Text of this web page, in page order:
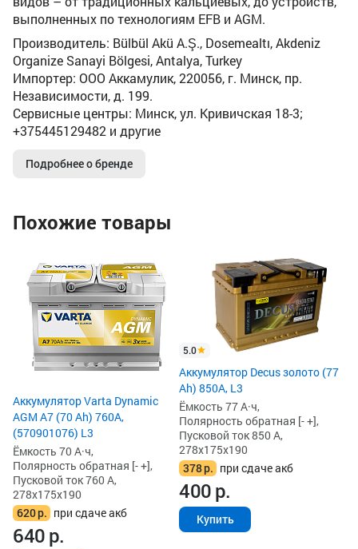
выполненных по технологиям EFB и AGM.
Производитель: Bülbül Akü A.Ş., Dosemealtı, Akdeniz
Organize Sanayi Bölgesi, Antalya, Turkey
Импортер: ООО Аккамулик, 220056, г. Минск, пр.
Независимости, д. 199.
Сервисные центры: Минск, ул. Кривичская 18-3;
+375445129482 и другие
Подробнее о бренде
Похожие товары
Аккумулятор Varta Dynamic
AGM A7 (70 Ah) 760A,
(570901076) L3
Ёмкость 70 А·ч,
Полярность обратная [- +],
Пусковой ток 760 А,
278x175x190
620р. при сдаче акб
640р.
5.0
Аккумулятор Decus золото (77
Ah) 850А, L3
Ёмкость 77 А·ч,
Полярность обратная [- +],
Пусковой ток 850 А,
278x175x190
378р. при сдаче акб
400р.
Купить